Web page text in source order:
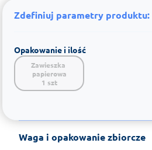
Zdefiniuj parametry produktu:
Opakowanie i ilość
Zawieszka
papierowa
1 szt
Waga i opakowanie zbiorcze